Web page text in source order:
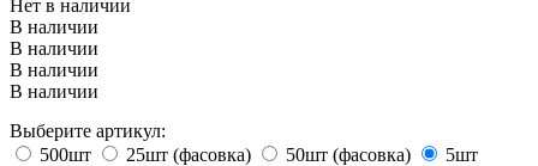
Нет в наличии
В наличии
В наличии
В наличии
В наличии
Выберите артикул:
500шт
25шт (фасовка) 50шт (фасовка)
5шт